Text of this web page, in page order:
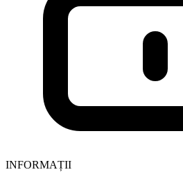
INFORMAȚII